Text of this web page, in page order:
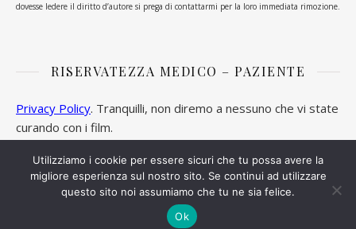
dovesse ledere il diritto d’autore si prega di contattarmi per la loro immediata rimozione.
RISERVATEZZA MEDICO – PAZIENTE
Privacy Policy. Tranquilli, non diremo a nessuno che vi state
curando con i film.
Ashe Tema di WP Royal
Utilizziamo i cookie per essere sicuri che tu possa avere la
migliore esperienza sul nostro sito. Se continui ad utilizzare
questo sito noi assumiamo che tu ne sia felice.
Ok